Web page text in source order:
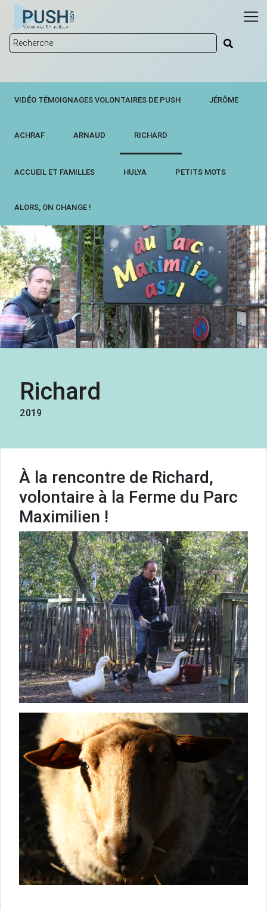
VIDÉO TÉMOIGNAGES VOLONTAIRES DE PUSH JÉRÔME
ACHRAF ARNAUD RICHARD
ACCUEIL ET FAMILLES HULYA PETITS MOTS
ALORS, ON CHANGE !
Richard
2019
À la rencontre de Richard,
volontaire à la Ferme du Parc
Maximilien !